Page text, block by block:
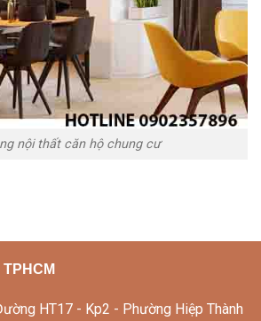
nội thất căn hộ chung cư
HT17 - Kp2 - Phường Hiệp Thành